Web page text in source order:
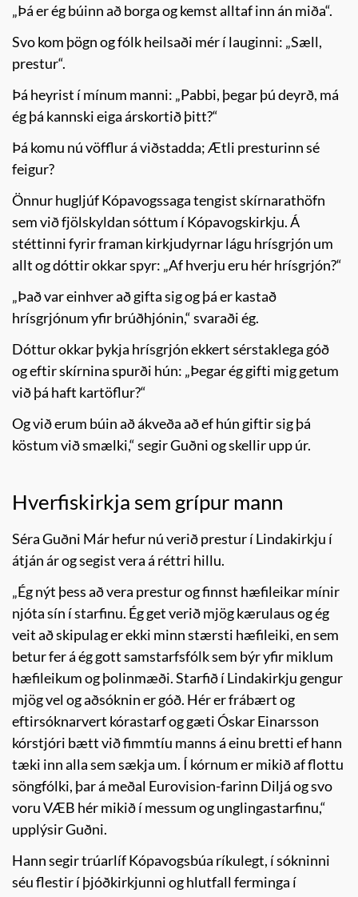
„Þá er ég búinn að borga og kemst alltaf inn án miða“.
Svo kom þögn og fólk heilsaði mér í lauginni: „Sæll,
prestur“.
Þá heyrist í mínum manni: „Pabbi, þegar þú deyrð, má
ég þá kannski eiga árskortið þitt?“
Þá komu nú vöfflur á viðstadda; Ætli presturinn sé
feigur?
Önnur hugljúf Kópavogssaga tengist skírnarathöfn
sem við fjölskyldan sóttum í Kópavogskirkju. Á
stéttinni fyrir framan kirkjudyrnar lágu hrísgrjón um
allt og dóttir okkar spyr: „Af hverju eru hér hrísgrjón?“
„Það var einhver að gifta sig og þá er kastað
hrísgrjónum yfir brúðhjónin,“ svaraði ég.
Dóttur okkar þykja hrísgrjón ekkert sérstaklega góð
og eftir skírnina spurði hún: „Þegar ég gifti mig getum
við þá haft kartöflur?“
Og við erum búin að ákveða að ef hún giftir sig þá
köstum við smælki,“ segir Guðni og skellir upp úr.
Hverfiskirkja sem grípur mann
Séra Guðni Már hefur nú verið prestur í Lindakirkju í
átján ár og segist vera á réttri hillu.
„Ég nýt þess að vera prestur og finnst hæfileikar mínir
njóta sín í starfinu. Ég get verið mjög kærulaus og ég
veit að skipulag er ekki minn stærsti hæfileiki, en sem
betur fer á ég gott samstarfsfólk sem býr yfir miklum
hæfileikum og þolinmæði. Starfið í Lindakirkju gengur
mjög vel og aðsóknin er góð. Hér er frábært og
eftirsóknarvert kórastarf og gæti Óskar Einarsson
kórstjóri bætt við fimmtíu manns á einu bretti ef hann
tæki inn alla sem sækja um. Í kórnum er mikið af flottu
söngfólki, þar á meðal Eurovision-farinn Diljá og svo
voru VÆB hér mikið í messum og unglingastarfinu,“
upplýsir Guðni.
Hann segir trúarlíf Kópavogsbúa ríkulegt, í sókninni
séu flestir í þjóðkirkjunni og hlutfall ferminga í